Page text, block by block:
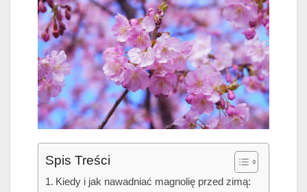
Spis Treści
Kiedy i jak nawadniać magnolię przed zimą: